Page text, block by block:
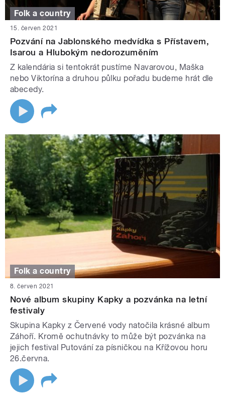
Folk a country
15. červen 2021
Pozvání na Jablonského medvídka s Přístavem,
Isarou a Hlubokým nedorozuměním
Z kalendária si tentokrát pustíme Navarovou, Maška
nebo Viktorína a druhou půlku pořadu budeme hrát dle
abecedy.
Folk a country
8. červen 2021
Nové album skupiny Kapky a pozvánka na letní
festivaly
Skupina Kapky z Červené vody natočila krásné album
Záhoří. Kromě ochutnávky to může být pozvánka na
jejich festival Putování za písničkou na Křížovou horu
26.června.